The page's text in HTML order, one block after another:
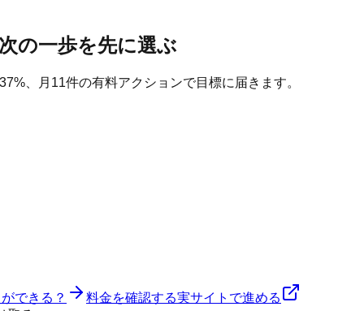
の一歩を先に選ぶ
%、月 11件の有料アクションで目標に届きます。
できる？ 料金を確認する実サイトで進める